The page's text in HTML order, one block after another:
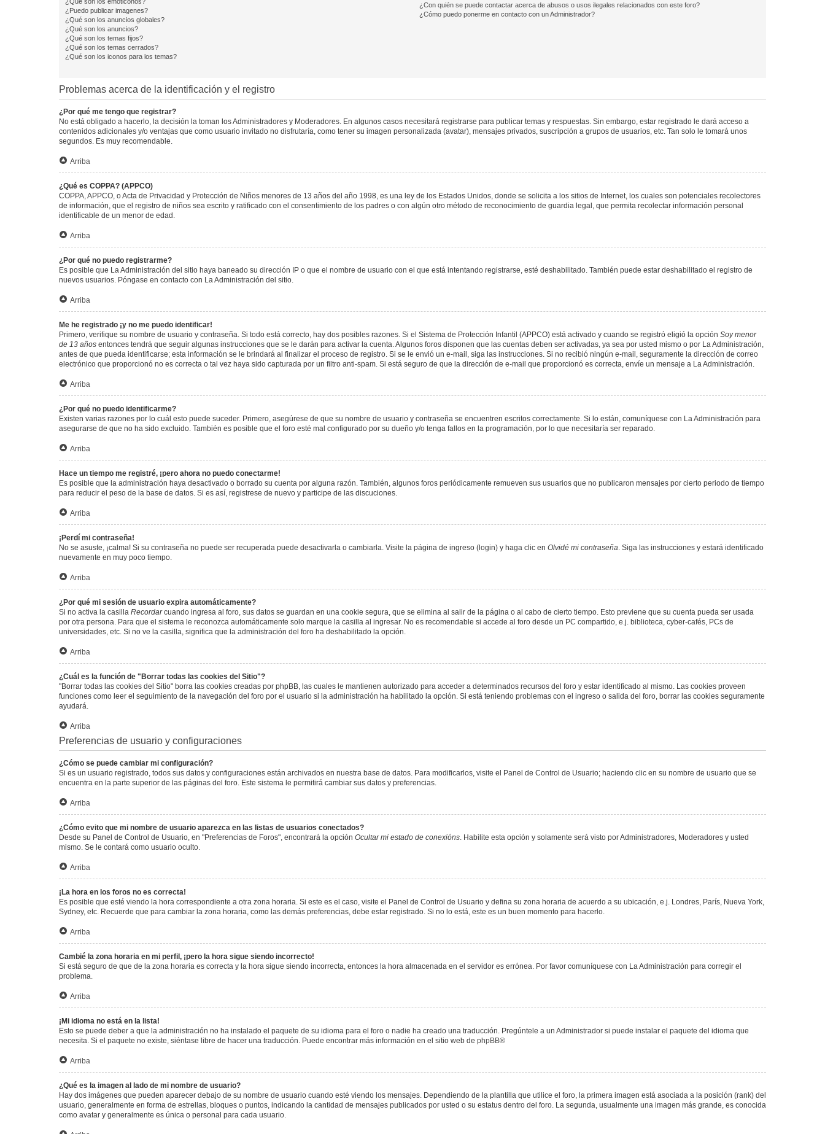
¿Puedo publicar imagenes?
¿Qué son los anuncios globales?
¿Qué son los anuncios?
¿Qué son los temas fijos?
¿Qué son los temas cerrados?
¿Qué son los iconos para los temas?
¿Con quién se puede contactar acerca de abusos o usos ilegales relacionados con este foro?
¿Cómo puedo ponerme en contacto con un Administrador?
Problemas acerca de la identificación y el registro
¿Por qué me tengo que registrar?
No está obligado a hacerlo, la decisión la toman los Administradores y Moderadores. En algunos casos necesitará registrarse para publicar temas y respuestas. Sin embargo, estar registrado le dará acceso a
contenidos adicionales y/o ventajas que como usuario invitado no disfrutaría, como tener su imagen personalizada (avatar), mensajes privados, suscripción a grupos de usuarios, etc. Tan solo le tomará unos
segundos. Es muy recomendable.
Arriba
¿Qué es COPPA? (APPCO)
COPPA, APPCO, o Acta de Privacidad y Protección de Niños menores de 13 años del año 1998, es una ley de los Estados Unidos, donde se solicita a los sitios de Internet, los cuales son potenciales recolectores
de información, que el registro de niños sea escrito y ratificado con el consentimiento de los padres o con algún otro método de reconocimiento de guardia legal, que permita recolectar información personal
identificable de un menor de edad.
Arriba
¿Por qué no puedo registrarme?
Es posible que La Administración del sitio haya baneado su dirección IP o que el nombre de usuario con el que está intentando registrarse, esté deshabilitado. También puede estar deshabilitado el registro de
nuevos usuarios. Póngase en contacto con La Administración del sitio.
Arriba
Me he registrado ¡y no me puedo identificar!
Primero, verifique su nombre de usuario y contraseña. Si todo está correcto, hay dos posibles razones. Si el Sistema de Protección Infantil (APPCO) está activado y cuando se registró eligió la opción Soy menor
de 13 años entonces tendrá que seguir algunas instrucciones que se le darán para activar la cuenta. Algunos foros disponen que las cuentas deben ser activadas, ya sea por usted mismo o por La Administración,
antes de que pueda identificarse; esta información se le brindará al finalizar el proceso de registro. Si se le envió un e-mail, siga las instrucciones. Si no recibió ningún e-mail, seguramente la dirección de correo
electrónico que proporcionó no es correcta o tal vez haya sido capturada por un filtro anti-spam. Si está seguro de que la dirección de e-mail que proporcionó es correcta, envíe un mensaje a La Administración.
Arriba
¿Por qué no puedo identificarme?
Existen varias razones por lo cuál esto puede suceder. Primero, asegúrese de que su nombre de usuario y contraseña se encuentren escritos correctamente. Si lo están, comuníquese con La Administración para
asegurarse de que no ha sido excluido. También es posible que el foro esté mal configurado por su dueño y/o tenga fallos en la programación, por lo que necesitaría ser reparado.
Arriba
Hace un tiempo me registré, ¡pero ahora no puedo conectarme!
Es posible que la administración haya desactivado o borrado su cuenta por alguna razón. También, algunos foros periódicamente remueven sus usuarios que no publicaron mensajes por cierto periodo de tiempo
para reducir el peso de la base de datos. Si es así, registrese de nuevo y participe de las discuciones.
Arriba
¡Perdí mi contraseña!
No se asuste, ¡calma! Si su contraseña no puede ser recuperada puede desactivarla o cambiarla. Visite la página de ingreso (login) y haga clic en Olvidé mi contraseña. Siga las instrucciones y estará identificado
nuevamente en muy poco tiempo.
Arriba
¿Por qué mi sesión de usuario expira automáticamente?
Si no activa la casilla Recordarcuando ingresa al foro, sus datos se guardan en una cookie segura, que se elimina al salir de la página o al cabo de cierto tiempo. Esto previene que su cuenta pueda ser usada
por otra persona. Para que el sistema le reconozca automáticamente solo marque la casilla al ingresar. No es recomendable si accede al foro desde un PC compartido, e.j. biblioteca, cyber-cafés, PCs de
universidades, etc. Si no ve la casilla, significa que la administración del foro ha deshabilitado la opción.
Arriba
¿Cuál es la función de "Borrar todas las cookies del Sitio"?
"Borrar todas las cookies del Sitio" borra las cookies creadas por phpBB, las cuales le mantienen autorizado para acceder a determinados recursos del foro y estar identificado al mismo. Las cookies proveen
funciones como leer el seguimiento de la navegación del foro por el usuario si la administración ha habilitado la opción. Si está teniendo problemas con el ingreso o salida del foro, borrar las cookies seguramente
ayudará.
Arriba
Preferencias de usuario y configuraciones
¿Cómo se puede cambiar mi configuración?
Si es un usuario registrado, todos sus datos y configuraciones están archivados en nuestra base de datos. Para modificarlos, visite el Panel de Control de Usuario; haciendo clic en su nombre de usuario que se
encuentra en la parte superior de las páginas del foro. Este sistema le permitirá cambiar sus datos y preferencias.
Arriba
¿Cómo evito que mi nombre de usuario aparezca en las listas de usuarios conectados?
Desde su Panel de Control de Usuario, en "Preferencias de Foros", encontrará la opción Ocultar mi estado de conexións. Habilite esta opción y solamente será visto por Administradores, Moderadores y usted
mismo. Se le contará como usuario oculto.
Arriba
¡La hora en los foros no es correcta!
Es posible que esté viendo la hora correspondiente a otra zona horaria. Si este es el caso, visite el Panel de Control de Usuario y defina su zona horaria de acuerdo a su ubicación, e.j. Londres, París, Nueva York,
Sydney, etc. Recuerde que para cambiar la zona horaria, como las demás preferencias, debe estar registrado. Si no lo está, este es un buen momento para hacerlo.
Arriba
Cambié la zona horaria en mi perfil, ¡pero la hora sigue siendo incorrecto!
Si está seguro de que de la zona horaria es correcta y la hora sigue siendo incorrecta, entonces la hora almacenada en el servidor es errónea. Por favor comuníquese con La Administración para corregir el
problema.
Arriba
¡Mi idioma no está en la lista!
Esto se puede deber a que la administración no ha instalado el paquete de su idioma para el foro o nadie ha creado una traducción. Pregúntele a un Administrador si puede instalar el paquete del idioma que
necesita. Si el paquete no existe, siéntase libre de hacer una traducción. Puede encontrar más información en el sitio web de phpBB®
Arriba
¿Qué es la imagen al lado de mi nombre de usuario?
Hay dos imágenes que pueden aparecer debajo de su nombre de usuario cuando esté viendo los mensajes. Dependiendo de la plantilla que utilice el foro, la primera imagen está asociada a la posición (rank) del
usuario, generalmente en forma de estrellas, bloques o puntos, indicando la cantidad de mensajes publicados por usted o su estatus dentro del foro. La segunda, usualmente una imagen más grande, es conocida
como avatar y generalmente es única o personal para cada usuario.